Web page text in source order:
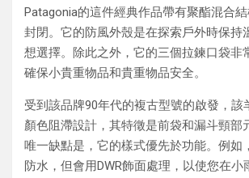
Patagonia的這件經典作品帶有聚酯混合
封閉。它的防風外殼是在探索戶外時保持
想選擇。除此之外，它的三個拉鍊口袋非
確保小貴重物品和貴重物品安全。
受到該品牌90年代的複古型號的啟發，該
顏色阻滯設計，其特徵是前袋和漏斗頸部
唯一缺點是，它的樣式優先於功能。例如
防水，但會用DWR飾面處理，以使您在小